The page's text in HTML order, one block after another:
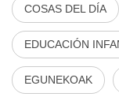
COSAS DEL DÍA
EDUCACIÓN
EGUNEKOAK